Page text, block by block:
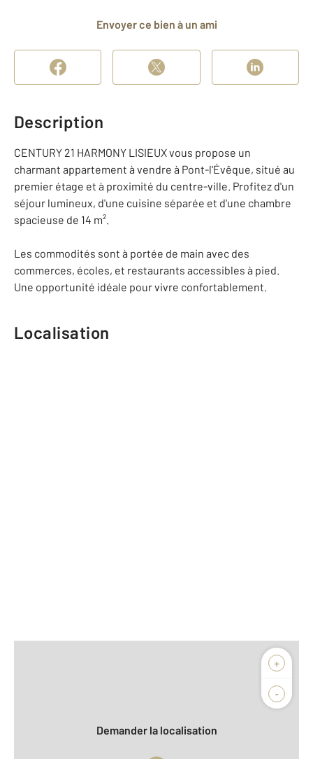
Envoyer ce bien à un ami
Description
CENTURY 21 HARMONY LISIEUX vous propose un
charmant appartement à vendre à Pont-l'Évêque, situé au
premier étage et à proximité du centre-ville. Profitez d'un
séjour lumineux, d'une cuisine séparée et d'une chambre
spacieuse de 14 m².
Les commodités sont à portée de main avec des
commerces, écoles, et restaurants accessibles à pied.
Une opportunité idéale pour vivre confortablement.
Localisation
+
-
Biens vendus
Demander la localisation